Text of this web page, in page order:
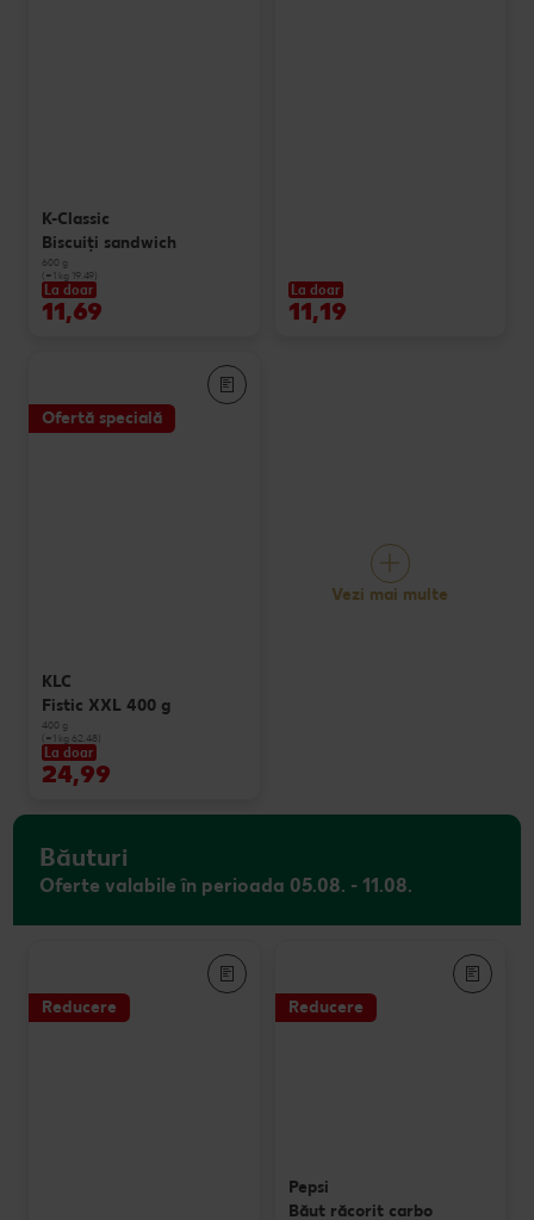
K-Classic
Biscuiți sandwich
600 g
(=1 kg 19.49)
La doar
11,69
La doar
11,19
Ofertă specială
KLC
Fistic XXL 400 g
400 g
(=1 kg 62.48)
La doar
24,99
Vezi mai multe
Băuturi
Oferte valabile în perioada 05.08. - 11.08.
Reducere Reducere
Pepsi
Băut răcorit carbo